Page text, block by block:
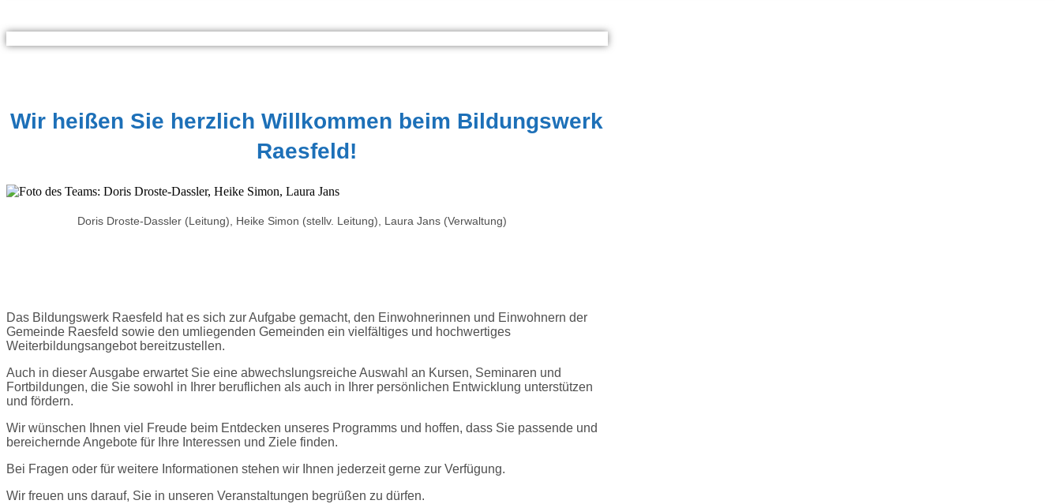
Wir heißen Sie herzlich Willkommen beim Bildungswerk
Raesfeld!
Doris Droste-Dassler (Leitung), Heike Simon (stellv. Leitung), Laura Jans (Verwaltung)
Das Bildungswerk Raesfeld hat es sich zur Aufgabe gemacht, den Einwohnerinnen und Einwohnern der
Gemeinde Raesfeld sowie den umliegenden Gemeinden ein vielfältiges und hochwertiges
Weiterbildungsangebot bereitzustellen.
Auch in dieser Ausgabe erwartet Sie eine abwechslungsreiche Auswahl an Kursen, Seminaren und
Fortbildungen, die Sie sowohl in Ihrer beruflichen als auch in Ihrer persönlichen Entwicklung unterstützen
und fördern.
Wir wünschen Ihnen viel Freude beim Entdecken unseres Programms und hoffen, dass Sie passende und
bereichernde Angebote für Ihre Interessen und Ziele finden.
Bei Fragen oder für weitere Informationen stehen wir Ihnen jederzeit gerne zur Verfügung.
Wir freuen uns darauf, Sie in unseren Veranstaltungen begrüßen zu dürfen.